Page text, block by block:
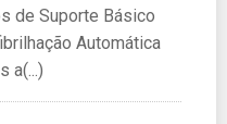
de Suporte Básico
Automática
a(...)